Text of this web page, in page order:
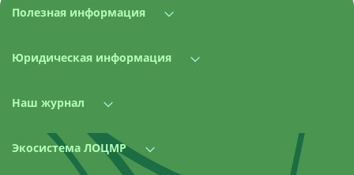
Полезная информация
Юридическая информация
Наш журнал
Экосистема ЛОЦМР